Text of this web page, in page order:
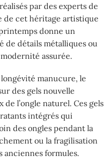
par des experts de
de cet héritage artistique
donne un
détails métalliques ou
assurée.
manucure, le
des gels nouvelle
l’ongle naturel. Ces gels
intégrés qui
des ongles pendant la
ou la fragilisation
anciennes formules.